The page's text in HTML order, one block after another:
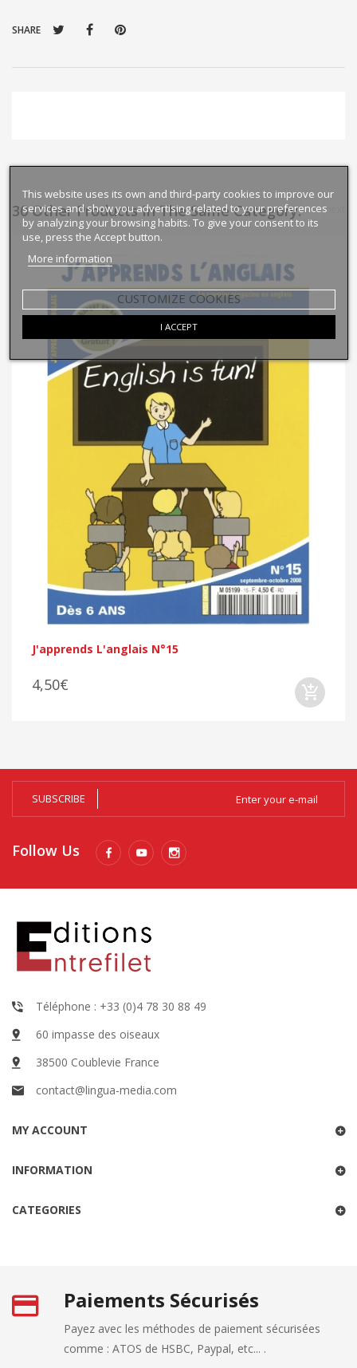
SHARE
30 Other Products In The Same Category:
J'apprends L'anglais N°15
4,50€
prev next
This website uses its own and third-party cookies to improve our
services and show you advertising related to your preferences
by analyzing your browsing habits. To give your consent to its
use, press the Accept button.
More information
CUSTOMIZE COOKIES
I ACCEPT
SUBSCRIBE
Follow Us
Téléphone : +33 (0)4 78 30 88 49
60 impasse des oiseaux
38500 Coublevie France
contact@lingua-media.com
MY ACCOUNT
INFORMATION
CATEGORIES
Paiements Sécurisés
Payez avec les méthodes de paiement sécurisées
comme : ATOS de HSBC, Paypal, etc... .